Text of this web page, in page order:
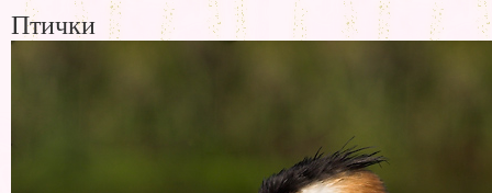
Птички